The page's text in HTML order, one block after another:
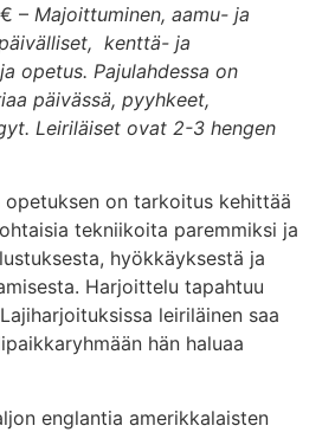
– Majoittuminen, aamu- ja
kenttä- ja
opetus. Pajulahdessa on
päivässä, pyyhkeet,
Leiriläiset ovat 2-3 hengen
on tarkoitus kehittää
tekniikoita paremmiksi ja
hyökkäyksestä ja
Harjoittelu tapahtuu
leiriläinen saa
hän haluaa
englantia amerikkalaisten